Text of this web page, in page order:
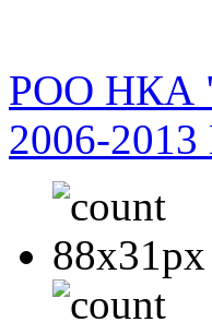
РОО НКА
2006-